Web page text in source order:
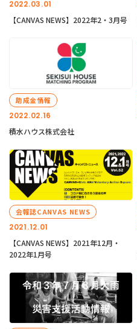
2022.03.01
【CANVAS NEWS】2022年2・3月号
2022.02.16
助成金情報
積水ハウス株式会社
2021.12.01
会報誌CANVAS NEWS
【CANVAS NEWS】2021年12月・
2022年1月号